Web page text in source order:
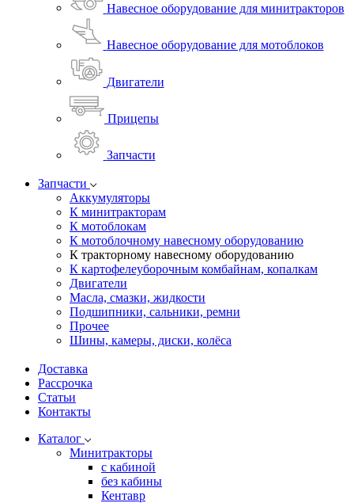
Навесное оборудование для минитракторов
Навесное оборудование для мотоблоков
Двигатели
Прицепы
Запчасти
Запчасти
Аккумуляторы
К минитракторам
К мотоблокам
К мотоблочному навесному оборудованию
К тракторному навесному оборудованию
К картофелеуборочным комбайнам, копалкам
Двигатели
Масла, смазки, жидкости
Подшипники, сальники, ремни
Прочее
Шины, камеры, диски, колёса
Доставка
Рассрочка
Статьи
Контакты
Каталог
Минитракторы
c кабиной
без кабины
Кентавр